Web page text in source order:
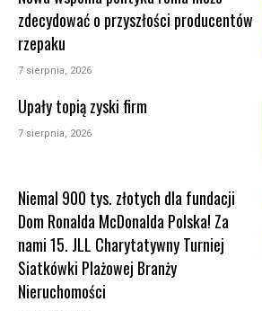
zdecydować o przyszłości producentów
rzepaku
7 sierpnia, 2026
Upały topią zyski firm
7 sierpnia, 2026
Niemal 900 tys. złotych dla fundacji
Dom Ronalda McDonalda Polska! Za
nami 15. JLL Charytatywny Turniej
Siatkówki Plażowej Branży
Nieruchomości